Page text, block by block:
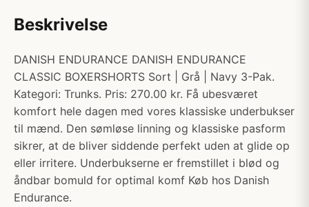
Beskrivelse
DANISH ENDURANCE DANISH ENDURANCE
CLASSIC BOXERSHORTS Sort | Grå | Navy 3-Pak.
Kategori: Trunks. Pris: 270.00 kr. Få ubesværet
komfort hele dagen med vores klassiske underbukser
til mænd. Den sømløse linning og klassiske pasform
sikrer, at de bliver siddende perfekt uden at glide op
eller irritere. Underbukserne er fremstillet i blød og
åndbar bomuld for optimal komf Køb hos Danish
Endurance.